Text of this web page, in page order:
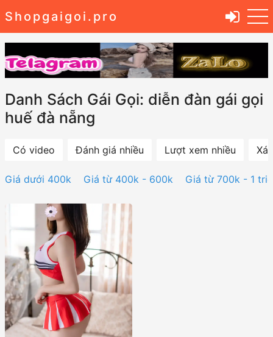
Shopgaigoi.pro
Danh Sách Gái Gọi: diễn đàn gái gọi
huế đà nẵng
Có video Đánh giá nhiều Lượt xem nhiều
Giá dưới 400k Giá từ 400k - 600k Giá từ 700k - 1